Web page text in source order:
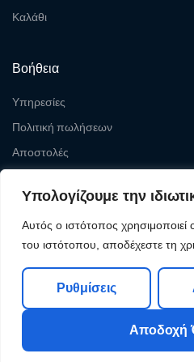
Υπολογίζουμε την
Αυτός ο ιστότοπος
του ιστότοπου, αποδέχεστε τη
Ρυθμίσεις
Αποδοχή
Shop My Account
Καλάθι
Βοήθεια
Υπηρεσίες
Πολιτική πωλήσεων
Αποστολές
Copyright © 2026Levelcom